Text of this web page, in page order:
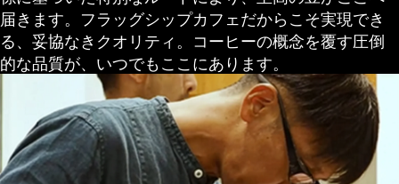
届きます。フラッグシップカフェだからこそ実現でき
る、妥協なきクオリティ。コーヒーの概念を覆す圧倒
的な品質が、いつでもここにあります。